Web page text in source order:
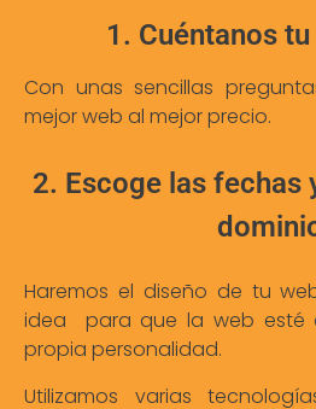
1. Cuéntanos
Con unas sencillas
mejor web al mejor precio.
2. Escoge las fechas
Haremos el diseño de tu
idea para que la web
propia personalidad.
Utilizamos varias